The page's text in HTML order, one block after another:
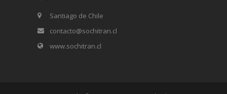
Santiago de Chile
contacto@sochitran.cl
www.sochitran.cl